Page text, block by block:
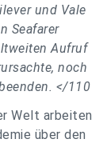
und Vale
Seafarer
Aufruf
noch
</110
Welt arbeiten
über den